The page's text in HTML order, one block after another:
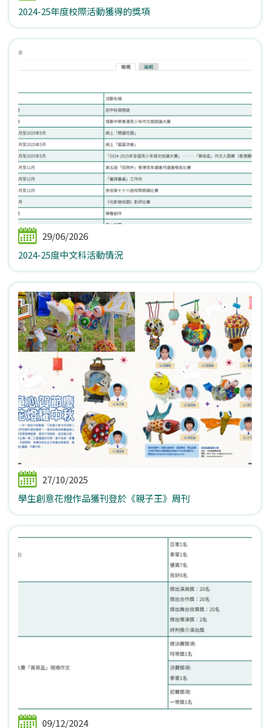
2024-25年度校際活動獲得的獎項
29/06/2026
2024-25度中文科活動情況
27/10/2025
學生創意花燈作品獲刊登於《親子王》周刊
09/12/2024